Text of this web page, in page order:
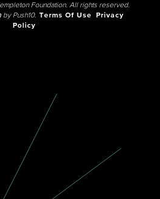
Foundation. All rights reserved.
by Push10. Terms Of Use
Privacy
Policy